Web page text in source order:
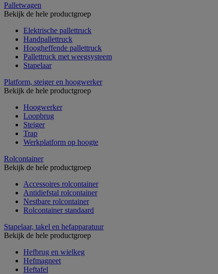
Palletwagen
Bekijk de hele productgroep
Elektrische pallettruck
Handpallettruck
Hoogheffende pallettruck
Pallettruck met weegsysteem
Stapelaar
Platform, steiger en hoogwerker
Bekijk de hele productgroep
Hoogwerker
Loopbrug
Steiger
Trap
Werkplatform op hoogte
Rolcontainer
Bekijk de hele productgroep
Accessoires rolcontainer
Antidiefstal rolcontainer
Nestbare rolcontainer
Rolcontainer standaard
Stapelaar, takel en hefapparatuur
Bekijk de hele productgroep
Hefbrug en wielkeg
Hefmagneet
Heftafel